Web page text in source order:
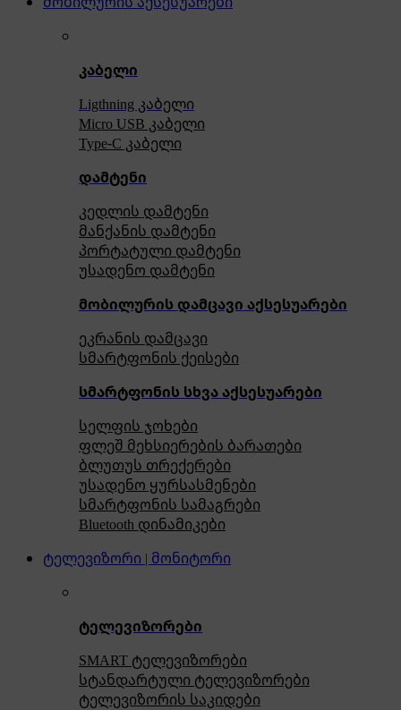
კაბელი
Ligthning კაბელი
Micro USB კაბელი
Type-C კაბელი
დამტენი
კედლის დამტენი
მანქანის დამტენი
პორტატული დამტენი
უსადენო დამტენი
მობილურის დამცავი აქსესუარები
ეკრანის დამცავი
სმარტფონის ქეისები
სმარტფონის სხვა აქსესუარები
სელფის ჯოხები
ფლეშ მეხსიერების ბარათები
ბლუთუს თრექერები
უსადენო ყურსასმენები
სმარტფონის სამაგრები
Bluetooth დინამიკები
ტელევიზორი | მონიტორი
ტელევიზორები
SMART ტელევიზორები
სტანდარტული ტელევიზორები
ტელევიზორის საკიდები